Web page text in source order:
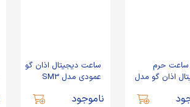
ساعت حرم
اذان گو مدل
ساعت دیجیتال اذان گو
عمودی مدل SM3
ناموجود